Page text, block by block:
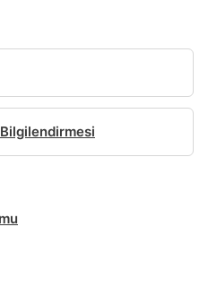
Use
bilgi alabilmek için
sn
sn